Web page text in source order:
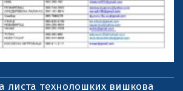
листа технолошких вишкова